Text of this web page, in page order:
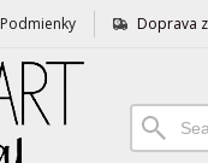
Podmienky Doprava